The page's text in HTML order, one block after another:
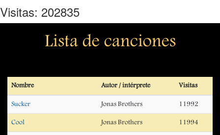
Visitas: 202835
Lista de canciones
Nombre Autor / intérprete Visitas
Sucker Jonas Brothers 11992
Cool Jonas Brothers 11994